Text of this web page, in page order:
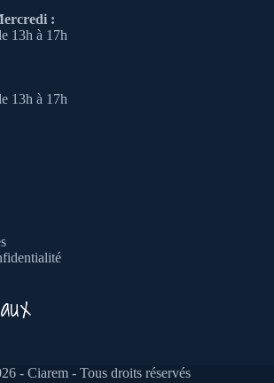
:
13h à 17h
13h à 17h
- Ciarem - Tous droits réservés